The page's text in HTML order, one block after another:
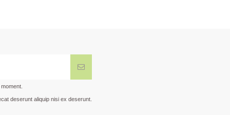
deserunt aliquip nisi ex deserunt.